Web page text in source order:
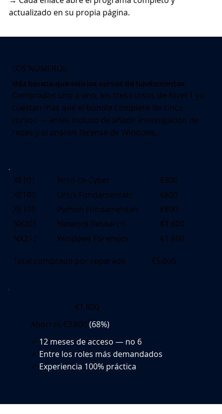
actualizado en su propia página.
€1.800
Ahorras €3.800 (68%)
✓ 12 meses de acceso — no 6
✓ Entre los roles más demandados
✓ Experiencia 100% práctica
XE101 Intro-to-Cyber
€800
XE103
Linux Fundamentals
€800
XE105
Python Fundamentals
€800
NX201
Network Research
€1.600
NX212
Windows Forensics €1.600
Total comprado por separado €5.600
LOS NÚMEROS
Más barato que solo los cursos de fundamentos.
Comprados uno a uno, los tres cursos de Nivel 1 ya
cuestan más que el bundle completo de cinco
cursos — antes incluso de añadir investigación de
redes y el análisis forense de Windows.